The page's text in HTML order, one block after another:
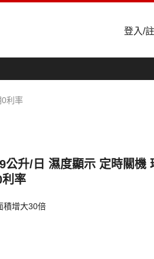
登入/
利率
公升/日 濕度顯示 定時關機
率
積增大30倍